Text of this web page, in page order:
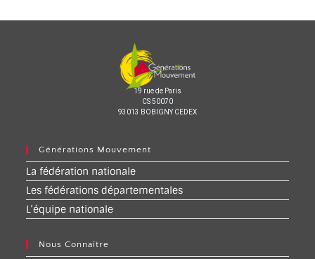
19 rue de Paris
CS 50070
93013 BOBIGNY CEDEX
Générations Mouvement
La fédération nationale
Les fédérations départementales
L’équipe nationale
Nous Connaître